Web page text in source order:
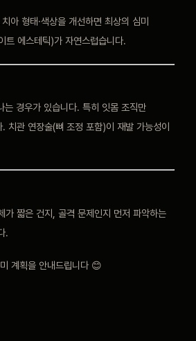
아 형태·색상을 개선하면 최상의 심미
트 에스테틱)가 자연스럽습니다.
는 경우가 있습니다. 특히 잇몸 조직만
치관 연장술(뼈 조정 포함)이 재발 가능성이
가 짧은 건지, 골격 문제인지 먼저 파악하는
.
계획을 안내드립니다 😊